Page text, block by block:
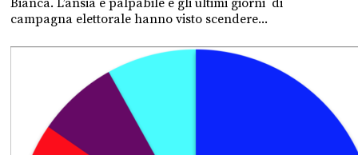
Bianca. L’ansia è palpabile e gli ultimi giorni di
campagna elettorale hanno visto scendere...